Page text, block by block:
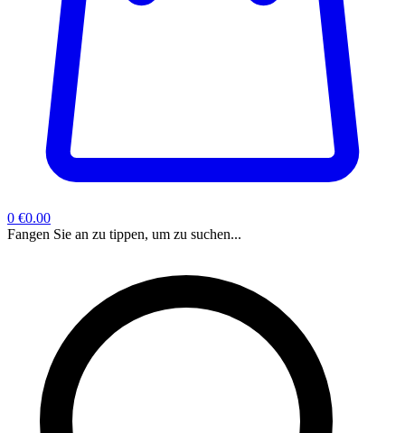
0 €0.00
Fangen Sie an zu tippen, um zu suchen...